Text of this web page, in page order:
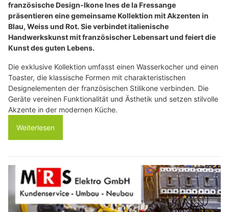
französische Design-Ikone Ines de la Fressange
präsentieren eine gemeinsame Kollektion mit Akzenten in
Blau, Weiss und Rot. Sie verbindet italienische
Handwerkskunst mit französischer Lebensart und feiert die
Kunst des guten Lebens.
Die exklusive Kollektion umfasst einen Wasserkocher und einen
Toaster, die klassische Formen mit charakteristischen
Designelementen der französischen Stilikone verbinden. Die
Geräte vereinen Funktionalität und Ästhetik und setzen stilvolle
Akzente in der modernen Küche.
Weiterlesen